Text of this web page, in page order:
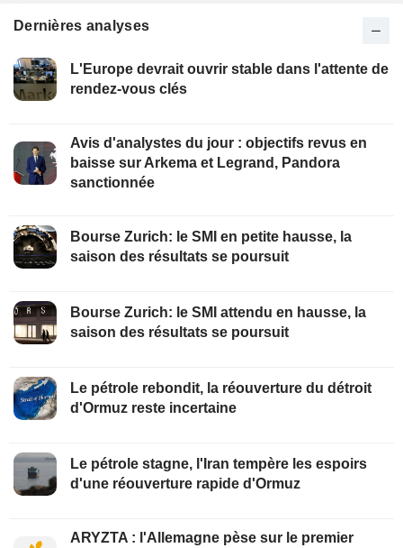
Dernières analyses
L'Europe devrait ouvrir stable dans l'attente de
rendez-vous clés
Avis d'analystes du jour : objectifs revus en
baisse sur Arkema et Legrand, Pandora
sanctionnée
Bourse Zurich: le SMI en petite hausse, la
saison des résultats se poursuit
Bourse Zurich: le SMI attendu en hausse, la
saison des résultats se poursuit
Le pétrole rebondit, la réouverture du détroit
d'Ormuz reste incertaine
Le pétrole stagne, l'Iran tempère les espoirs
d'une réouverture rapide d'Ormuz
ARYZTA : l'Allemagne pèse sur le premier